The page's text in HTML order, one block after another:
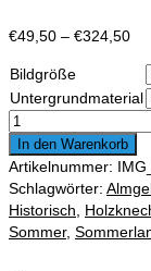
€49,50 – €324,50
Bildgröße
Untergrundmaterial
Dorfpartie
aus
Reit
im
Winkl
-
In den Warenkorb
Artikelnummer:
Schlagwörter:
Historisch
Sommer,